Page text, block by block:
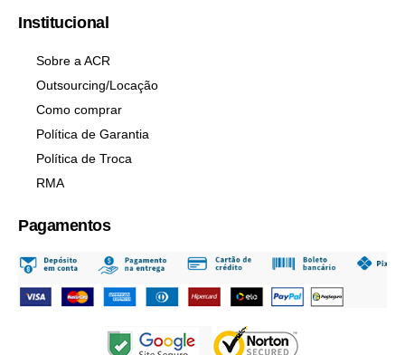
Institucional
Sobre a ACR
Outsourcing/Locação
Como comprar
Política de Garantia
Política de Troca
RMA
Pagamentos